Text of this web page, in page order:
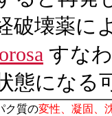
破壊薬に
すな
態になる
ク質の変性、凝固、